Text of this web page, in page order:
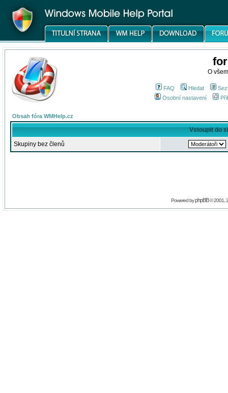
O
FAQ Hledat
Osobní nastavení
Obsah fóra WMHelp.cz
Vstoupit do
Skupiny bez členů
Powered byphpBB© 2001,